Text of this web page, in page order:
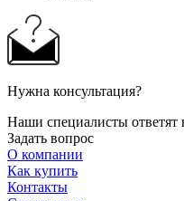
Нужна консультация?
Наши специалисты
Задать вопрос
О компании
Как купить
Контакты